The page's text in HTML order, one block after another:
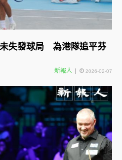
失發球局 為港隊追平芬
新報人 2026-02-07